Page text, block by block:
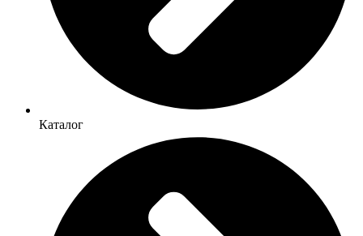
Каталог